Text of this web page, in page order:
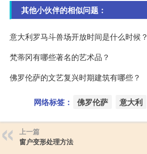
其他小伙伴的相似问题：
意大利罗马斗兽场开放时间是什么时候？
梵蒂冈有哪些著名的艺术品？
佛罗伦萨的文艺复兴时期建筑有哪些？
网络标签： 佛罗伦萨 意大利
上一篇
窗户变形处理方法